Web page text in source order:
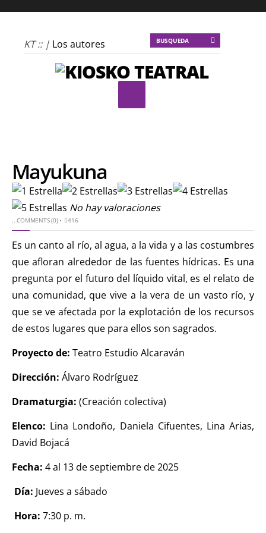
KT :: | Los autores
materiales
Dulce
locura para la
cordura
KT :: |Soma
Mnemosine
KT :: |La profecía del
frailejón
KT :: |Spider-Marx y
el ratón Bakunin en el
último comic
KT :: |Diplomado
¿Actuar lo
Distopías y sociedad
actual / 18 de agosto
Convocatoria
IV Torneo de
dramaturgia / 16 de
agosto de 2026
Internacional de
Teatro Rosa
Mayukuna
No hay valoraciones
..COMMENTS (0)• 416
Es un canto al río, al agua, a la vida y a las costumbres
que afloran alrededor de las fuentes hídricas. Es una
pregunta por el futuro del líquido vital, es el relato de
una comunidad, que vive a la vera de un vasto río, y
que se ve afectada por la explotación de los recursos
de estos lugares que para ellos son sagrados.
Proyecto de: Teatro Estudio Alcaraván
Dirección: Álvaro Rodríguez
Dramaturgia: (Creación colectiva)
Elenco: Lina Londoño, Daniela Cifuentes, Lina Arias,
David Bojacá
Fecha: 4 al 13 de septiembre de 2025
Día: Jueves a sábado
Hora: 7:30 p. m.